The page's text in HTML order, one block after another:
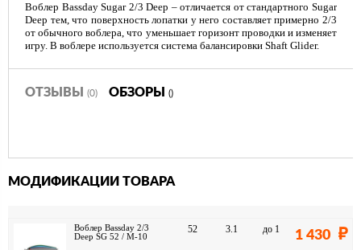
Воблер Bassday Sugar 2/3 Deep – отличается от стандартного Sugar
Deep тем, что поверхность лопатки у него составляет примерно 2/3
от обычного воблера, что уменьшает горизонт проводки и изменяет
игру. В воблере используется система балансировки Shaft Glider.
ОТЗЫВЫ (0) ОБЗОРЫ ()
МОДИФИКАЦИИ ТОВАРА
Воблер Bassday 2/3
Deep SG 52 / M-10
52 3.1 до 1 1 430